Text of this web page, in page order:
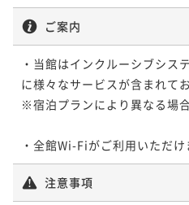
ご案内
・当館はインクルーシブシス
に様々なサービスが含まれてお
※宿泊プランにより異なる場
・全館Wi-Fiがご利用いただけ
注意事項